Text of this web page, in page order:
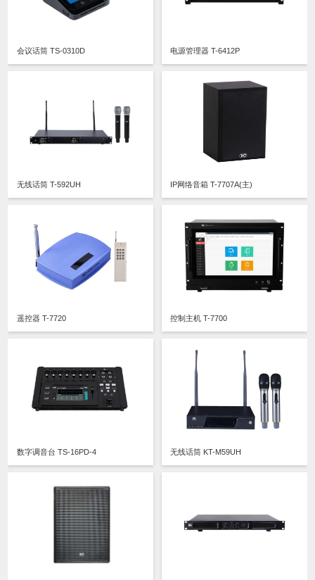
会议话筒 TS-0310D 电源管理器 T-6412P
无线话筒 T-592UH IP网络音箱 T-7707A(主)
遥控器 T-7720 控制主机 T-7700
数字调音台 TS-16PD-4 无线话筒 KT-M59UH